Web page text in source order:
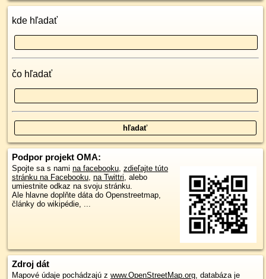
kde hľadať
čo hľadať
Podpor projekt OMA:
Spojte sa s nami na facebooku zdieľajte túto
stránku na Facebooku na Twittri , alebo
umiestnite odkaz na svoju stránku.
Ale hlavne doplňte dáta do Openstreetmap,
články do wikipédie, ...
Zdroj dát
Mapové údaje pochádzajú z www.OpenStreetMap.org, databáza je